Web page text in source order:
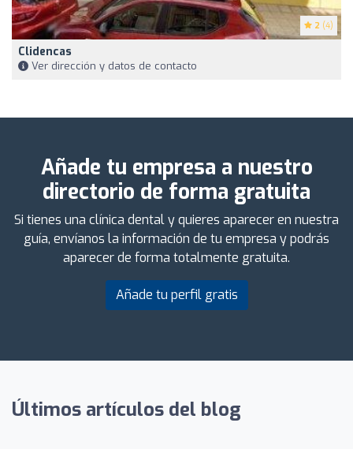
2 (4)
Clidencas
Ver dirección y datos de contacto
Añade tu empresa a nuestro
directorio de forma gratuita
Si tienes una clínica dental y quieres aparecer en nuestra
guía, envíanos la información de tu empresa y podrás
aparecer de forma totalmente gratuita.
Añade tu perfil gratis
Últimos artículos del blog